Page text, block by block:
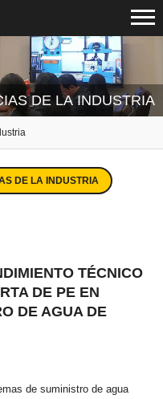
DE LA INDUSTRIA
DE LA INDUSTRIA
TÉCNICO
DE PE EN
DE AGUA DE
de suministro de agua